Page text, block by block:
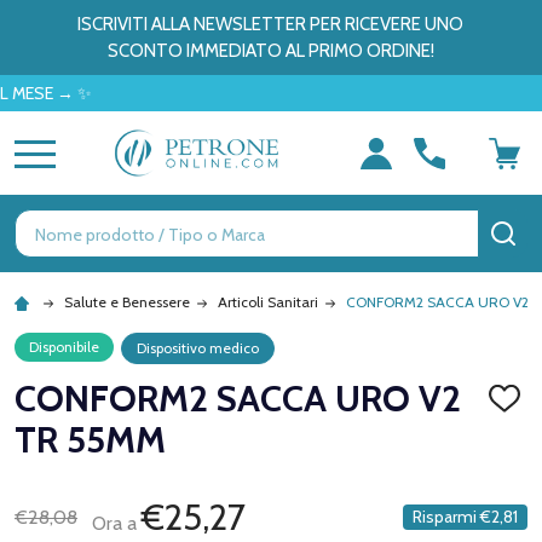
ISCRIVITI ALLA NEWSLETTER PER RICEVERE UNO
SCONTO IMMEDIATO AL PRIMO ORDINE!
→ ✨
Ricerca
Salute e Benessere Articoli Sanitari CONFORM2 SACCA URO V2
Disponibile Dispositivo medico
CONFORM2 SACCA URO V2
TR 55MM
€28,08
Ora a€25,27 Risparmi €2,81